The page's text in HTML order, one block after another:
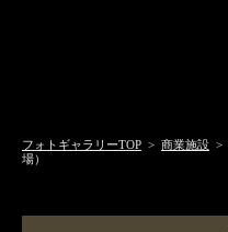
フォトギャラリーTOP > 商業施設 >
場）